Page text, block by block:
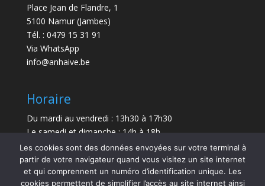
Place Jean de Flandre, 1
5100 Namur (Jambes)
Tél. : 0479 15 31 91
Via WhatsApp
info@anhaive.be
Horaire
Du mardi au vendredi : 13h30 à 17h30
Le samedi et dimanche : 14h à 18h
Durée de la visite : entre 30 minutes et 1 h
Le Musée sera exceptionnellement fermé le 21 juillet
Les cookies sont des données envoyées sur votre terminal à
partir de votre navigateur quand vous visitez un site internet
et qui comprennent un numéro d’identification unique. Les
cookies permettent de simplifier l’accès au site internet ainsi